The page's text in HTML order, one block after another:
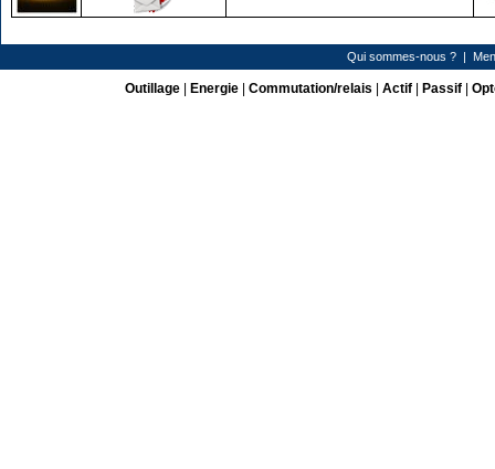
Qui sommes-nous ? |
Outillage| Energie| Commutation/relais Actif| Passif|